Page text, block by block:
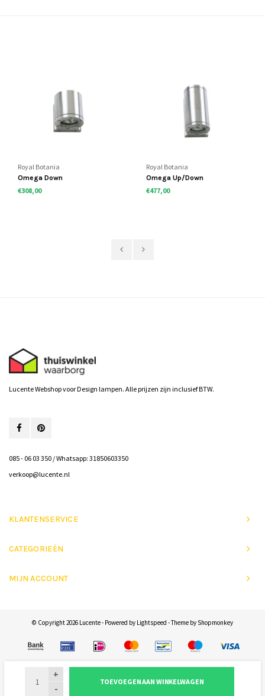
+
-
TOEVOEGEN AAN WINKELWAGEN
Royal Botania
Omega Down
€308,00
Royal Botania
Omega Up/Down
€477,00
Lucente Webshop voor Design lampen. Alle prijzen zijn inclusief BTW.
085 - 06 03 350 / Whatsapp: 31850603350
verkoop@lucente.nl
KLANTENSERVICE
CATEGORIEËN
MIJN ACCOUNT
© Copyright 2026 Lucente - Powered by Lightspeed - Theme by Shopmonkey